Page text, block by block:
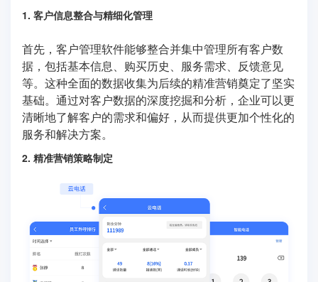
1. 客户信息整合与精细化管理
首先，客户管理软件能够整合并集中管理所有客户数
据，包括基本信息、购买历史、服务需求、反馈意见
等。这种全面的数据收集为后续的精准营销奠定了坚实
基础。通过对客户数据的深度挖掘和分析，企业可以更
清晰地了解客户的需求和偏好，从而提供更加个性化的
服务和解决方案。
2. 精准营销策略制定